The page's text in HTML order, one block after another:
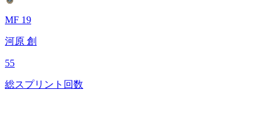
MF 19
河原 創
55
総スプリント回数